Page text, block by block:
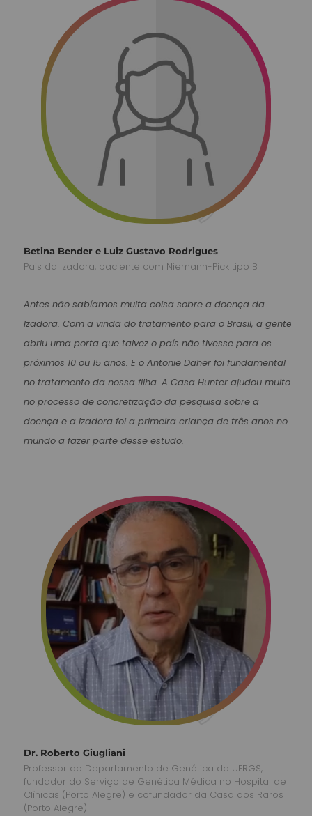
Betina Bender e Luiz Gustavo Rodrigues
Pais da Izadora, paciente com Niemann-Pick tipo B
Antes não sabíamos muita coisa sobre a doença da
Izadora. Com a vinda do tratamento para o Brasil, a gente
abriu uma porta que talvez o país não tivesse para os
próximos 10 ou 15 anos. E o Antonie Daher foi fundamental
no tratamento da nossa filha. A Casa Hunter ajudou muito
no processo de concretização da pesquisa sobre a
doença e a Izadora foi a primeira criança de três anos no
mundo a fazer parte desse estudo.
Dr. Roberto Giugliani
Professor do Departamento de Genética da UFRGS,
fundador do Serviço de Genética Médica no Hospital de
Clínicas (Porto Alegre) e cofundador da Casa dos Raros
(Porto Alegre)